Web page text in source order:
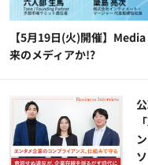
【5月19日(火)開催】
来のメディアか!?